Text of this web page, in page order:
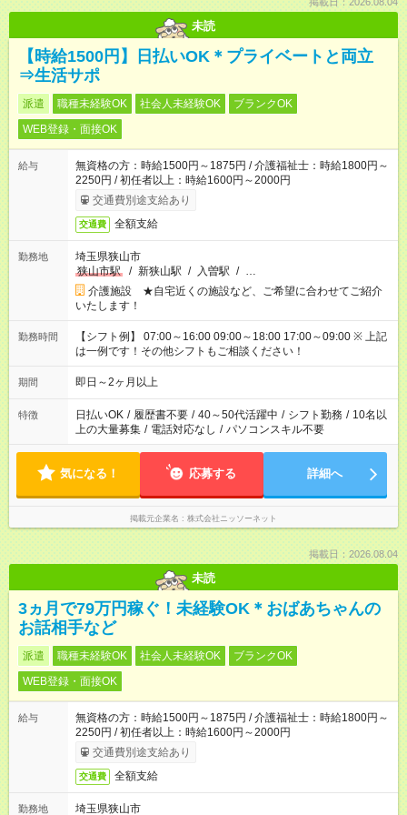
未読
【時給1500円】日払いOK＊プライベートと両立
⇒生活サポ
派遣 職種未経験OK 社会人未経験OK
ブランクOK
WEB登録・面接OK
給与
無資格の方：時給1500円～1875円 / 介護福祉士：時給1800円～
2250円 / 初任者以上：時給1600円～2000円
交通費別途支給あり
交通費 全額支給
勤務地
埼玉県狭山市
狭山市駅
/ 新狭山駅 / 入曽駅 / …
介護施設 ★自宅近くの施設など、ご希望に合わせてご紹介
いたします！
勤務時間
【シフト例】 07:00～16:00 09:00～18:00 17:00～09:00 ※ 上記
は一例です！その他シフトもご相談ください！
期間 即日～2ヶ月以上
特徴 日払いOK / 履歴書不要 / 40～50代活躍中 / シフト勤務 / 10名以
上の大量募集 / 電話対応なし / パソコンスキル不要
気になる！ 応募する 詳細へ
掲載元企業名 株式会社ニッソーネット
掲載日：2026.08.04
未読
3ヵ月で79万円稼ぐ！未経験OK＊おばあちゃんの
お話相手など
派遣 職種未経験OK 社会人未経験OK
ブランクOK
WEB登録・面接OK
給与
無資格の方：時給1500円～1875円 / 介護福祉士：時給1800円～
2250円 / 初任者以上：時給1600円～2000円
交通費別途支給あり
交通費 全額支給
勤務地 埼玉県狭山市